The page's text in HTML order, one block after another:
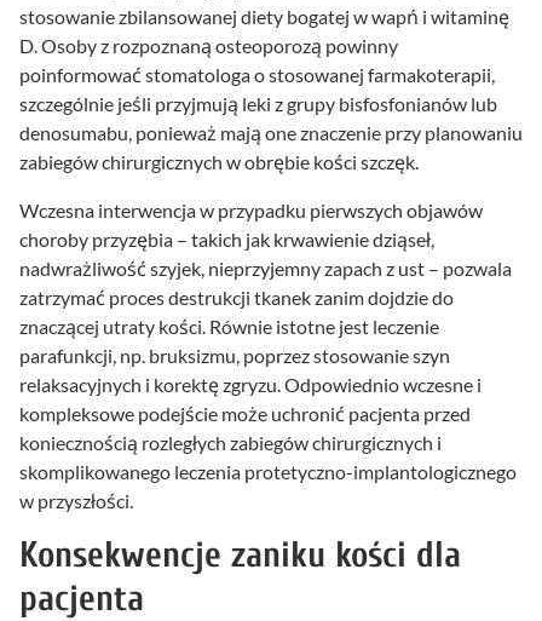
stosowanie zbilansowanej diety bogatej w wapń i witaminę
D. Osoby z rozpoznaną osteoporozą powinny
poinformować stomatologa o stosowanej farmakoterapii,
szczególnie jeśli przyjmują leki z grupy bisfosfonianów lub
denosumabu, ponieważ mają one znaczenie przy planowaniu
zabiegów chirurgicznych w obrębie kości szczęk.
Wczesna interwencja w przypadku pierwszych objawów
choroby przyzębia – takich jak krwawienie dziąseł,
nadwrażliwość szyjek, nieprzyjemny zapach z ust – pozwala
zatrzymać proces destrukcji tkanek zanim dojdzie do
znaczącej utraty kości. Równie istotne jest leczenie
parafunkcji, np. bruksizmu, poprzez stosowanie szyn
relaksacyjnych i korektę zgryzu. Odpowiednio wczesne i
kompleksowe podejście może uchronić pacjenta przed
koniecznością rozległych zabiegów chirurgicznych i
skomplikowanego leczenia protetyczno-implantologicznego
w przyszłości.
Konsekwencje zaniku kości dla
pacjenta